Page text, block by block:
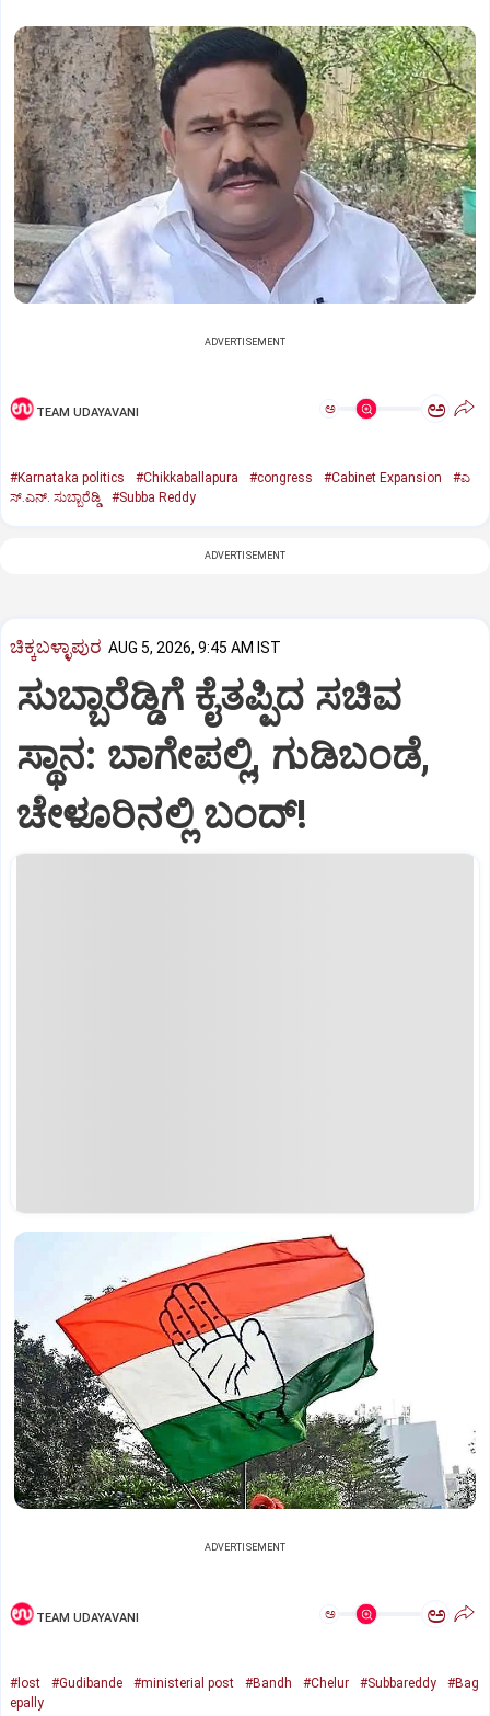
ADVERTISEMENT
TEAM UDAYAVANI ಅ ಅ
#Karnataka politics #Chikkaballapura #congress #Cabinet Expansion
#ಎ
ಸ್.ಎನ್. ಸುಬ್ಬಾರೆಡ್ಡಿ
#Subba Reddy
ADVERTISEMENT
ಚಿಕ್ಕಬಳ್ಳಾಪುರ AUG 5, 2026, 9:45 AM IST
ಸುಬ್ಬಾರೆಡ್ಡಿಗೆ ಕೈತಪ್ಪಿದ ಸಚಿವ
ಸ್ಥಾನ: ಬಾಗೇಪಲ್ಲಿ, ಗುಡಿಬಂಡೆ,
ಚೇಳೂರಿನಲ್ಲಿ ಬಂದ್!
ADVERTISEMENT
TEAM UDAYAVANI ಅ ಅ
#lost #Gudibande #ministerial post #Bandh #Chelur #Subbareddy
#Bag
epally